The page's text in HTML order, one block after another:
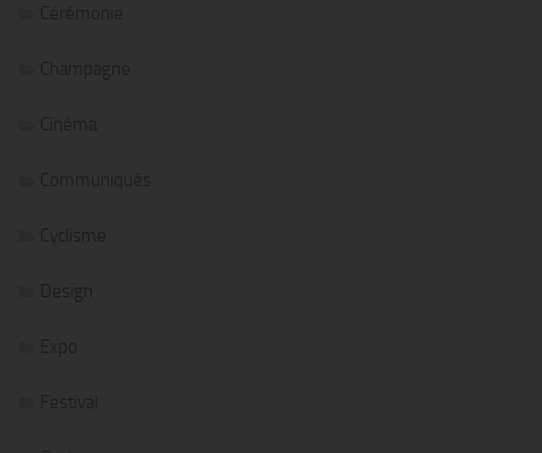
Cérémonie
Champagne
Cinéma
Communiqués
Cyclisme
Design
Expo
Festival